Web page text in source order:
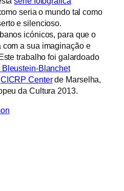
seria o mundo tal como
e silencioso.
icónicos, para que o
a sua imaginação e
trabalho foi galardoado
Bleustein-Blanchet
CICRP Center de Marselha,
da Cultura 2013.